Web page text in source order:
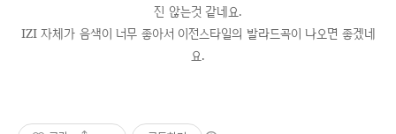
진 않는것 같네요.
IZI 자체가 음색이 너무 좋아서 이전스타일의 발라드곡이 나오면 좋겠네
요.